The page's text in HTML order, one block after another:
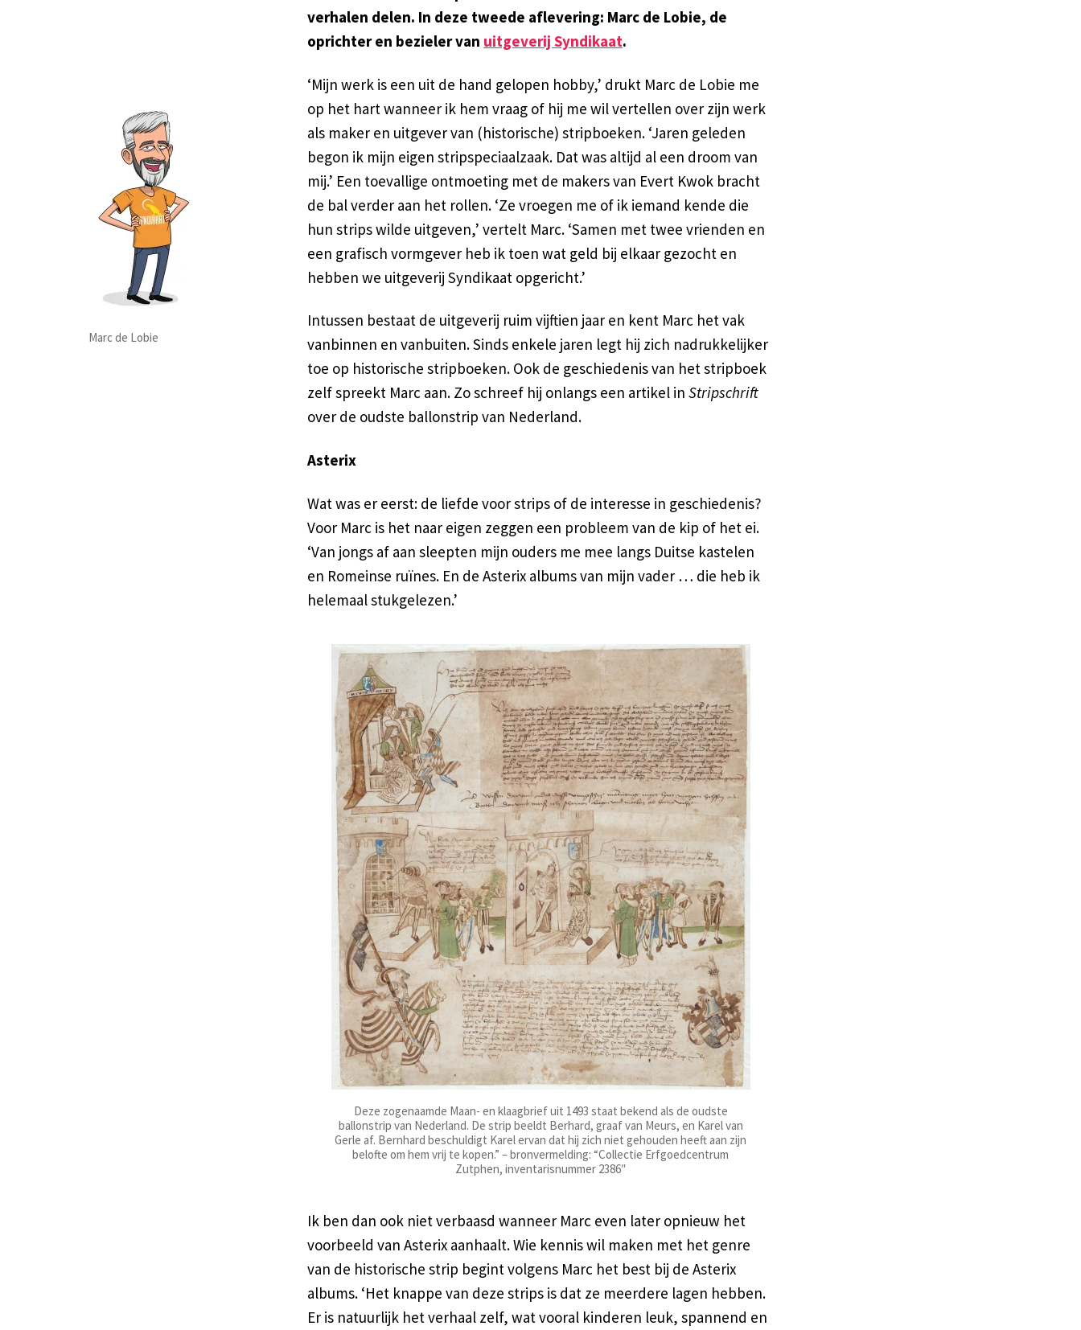
verhalen delen. In deze tweede aflevering: Marc de Lobie, de
oprichter en bezieler van uitgeverij Syndikaat.
Marc de Lobie
‘Mijn werk is een uit de hand gelopen hobby,’ drukt Marc de Lobie me
op het hart wanneer ik hem vraag of hij me wil vertellen over zijn werk
als maker en uitgever van (historische) stripboeken. ‘Jaren geleden
begon ik mijn eigen stripspeciaalzaak. Dat was altijd al een droom van
mij.’ Een toevallige ontmoeting met de makers van Evert Kwok bracht
de bal verder aan het rollen. ‘Ze vroegen me of ik iemand kende die
hun strips wilde uitgeven,’ vertelt Marc. ‘Samen met twee vrienden en
een grafisch vormgever heb ik toen wat geld bij elkaar gezocht en
hebben we uitgeverij Syndikaat opgericht.’
Intussen bestaat de uitgeverij ruim vijftien jaar en kent Marc het vak
vanbinnen en vanbuiten. Sinds enkele jaren legt hij zich nadrukkelijker
toe op historische stripboeken. Ook de geschiedenis van het stripboek
zelf spreekt Marc aan. Zo schreef hij onlangs een artikel in Stripschrift
over de oudste ballonstrip van Nederland.
Asterix
Wat was er eerst: de liefde voor strips of de interesse in geschiedenis?
Voor Marc is het naar eigen zeggen een probleem van de kip of het ei.
‘Van jongs af aan sleepten mijn ouders me mee langs Duitse kastelen
en Romeinse ruïnes. En de Asterix albums van mijn vader … die heb ik
helemaal stukgelezen.’
Deze zogenaamde Maan- en klaagbrief uit 1493 staat bekend als de oudste
ballonstrip van Nederland. De strip beeldt Berhard, graaf van Meurs, en Karel van
Gerle af. Bernhard beschuldigt Karel ervan dat hij zich niet gehouden heeft aan zijn
belofte om hem vrij te kopen.” – bronvermelding: “Collectie Erfgoedcentrum
Zutphen, inventarisnummer 2386″
Ik ben dan ook niet verbaasd wanneer Marc even later opnieuw het
voorbeeld van Asterix aanhaalt. Wie kennis wil maken met het genre
van de historische strip begint volgens Marc het best bij de Asterix
albums. ‘Het knappe van deze strips is dat ze meerdere lagen hebben.
Er is natuurlijk het verhaal zelf, wat vooral kinderen leuk, spannend en